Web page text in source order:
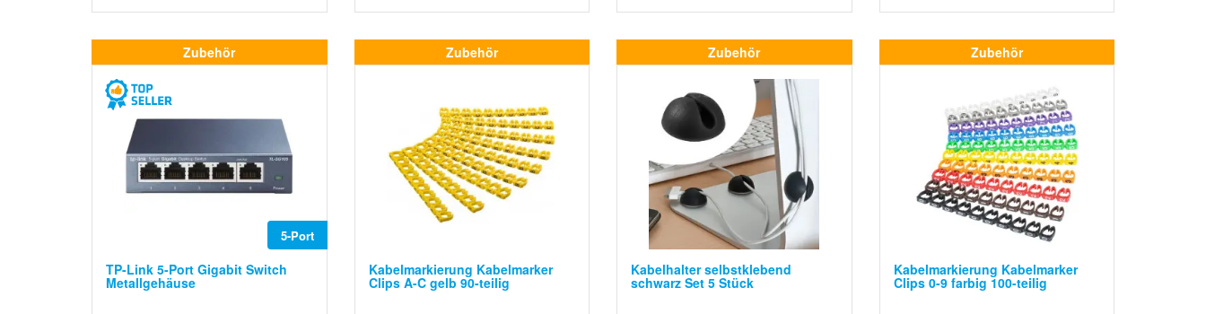
Zubehör
5-Port
TP-Link 5-Port Gigabit Switch
Metallgehäuse
Zubehör
Kabelmarkierung Kabelmarker
Clips A-C gelb 90-teilig
Zubehör
Kabelhalter selbstklebend
schwarz Set 5 Stück
Zubehör
Kabelmarkierung Kabelmarker
Clips 0-9 farbig 100-teilig